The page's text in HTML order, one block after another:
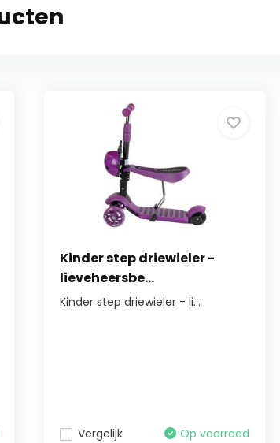
Kinder step driewieler -
lieveheersbe...
Kinder step driewieler - li...
Vergelijk Op voorraad